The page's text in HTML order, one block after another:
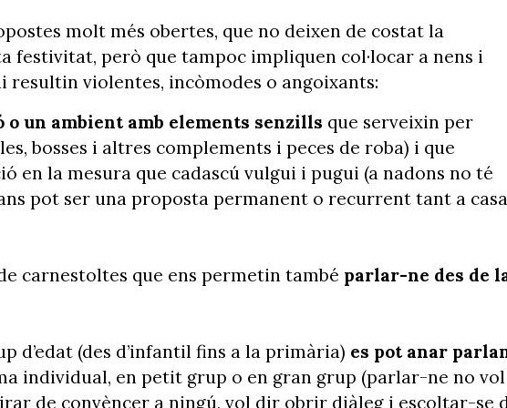
molt més obertes, que no deixen de costat la
festivitat, però que tampoc impliquen col·locar a nens i
resultin violentes, incòmodes o angoixants:
o un ambient amb elements senzills que serveixin per
bosses i altres complements i peces de roba) i que
en la mesura que cadascú vulgui i pugui (a nadons no té
pot ser una proposta permanent o recurrent tant a casa
carnestoltes que ens permetin també parlar-ne des de
d’edat (des d’infantil fins a la primària) es pot anar
individual, en petit grup o en gran grup (parlar-ne no vol
de convèncer a ningú, vol dir obrir diàleg i escoltar-se